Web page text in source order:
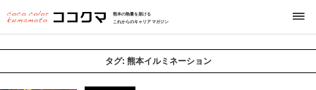
熊本の熱量を届ける
これからのキャリアマガジン
タグ: 熊本イルミネーション